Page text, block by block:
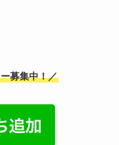
募集中！／